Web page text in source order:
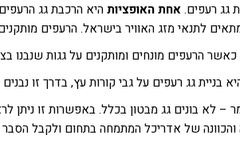
גג רעפים.אחת האופציות היא הרכבת גג
לתנאי מזג האוויר בישראל. הרעפים מותקנים
כאשר הרעפים מונחים ומותקנים על גגות שנבנו
בניית גג רעפים על גבי קורות עץ, בדרך זו
– לא בונים גג מבטון בכלל. באפשרות זו ניתן
והכוונה של אדריכל המתמחה בתחום ולקבל